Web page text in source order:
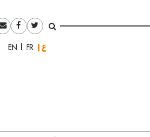
العربيةFrançais
English